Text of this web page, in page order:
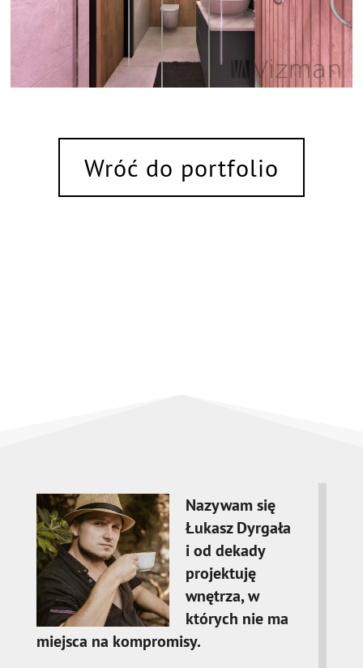
Wróć do portfolio
Nazywam się
Łukasz Dyrgała
i od dekady
projektuję
wnętrza, w
których nie ma
miejsca na kompromisy.